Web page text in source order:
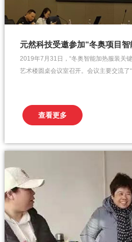
2019年7月31日，“冬奥智能加热服装关
艺术楼圆桌会议室召开。会议主要交流了
次研讨会。该会议从筹备到落幕一直受到
了全方...
查看更多